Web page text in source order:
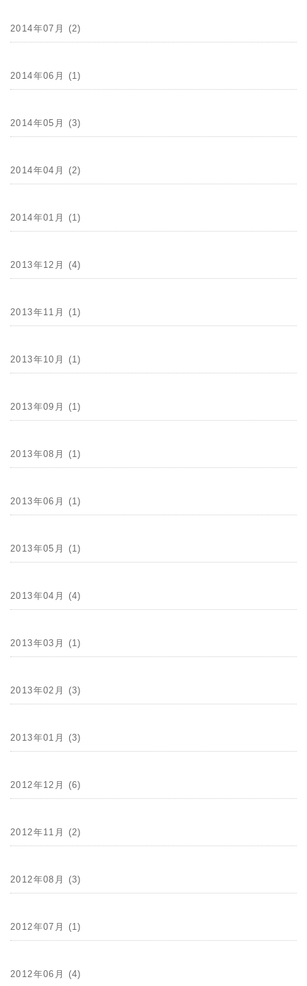
2014年07月 (2)
2014年06月 (1)
2014年05月 (3)
2014年04月 (2)
2014年01月 (1)
2013年12月 (4)
2013年11月 (1)
2013年10月 (1)
2013年09月 (1)
2013年08月 (1)
2013年06月 (1)
2013年05月 (1)
2013年04月 (4)
2013年03月 (1)
2013年02月 (3)
2013年01月 (3)
2012年12月 (6)
2012年11月 (2)
2012年08月 (3)
2012年07月 (1)
2012年06月 (4)